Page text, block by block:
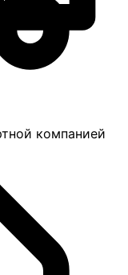
компанией